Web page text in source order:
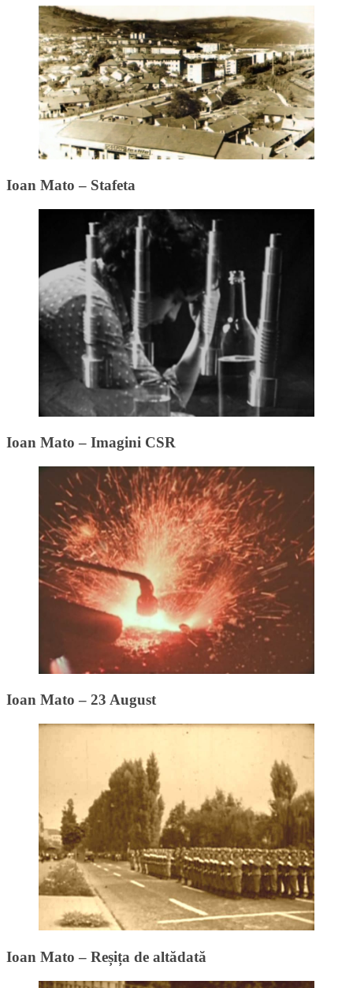
Ioan Mato – Stafeta
Ioan Mato – Imagini CSR
Ioan Mato – 23 August
Ioan Mato – Reșița de altădată